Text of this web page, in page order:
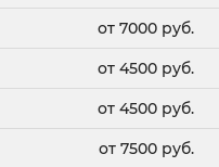
от 7000 руб.
от 4500 руб.
от 4500 руб.
от 7500 руб.